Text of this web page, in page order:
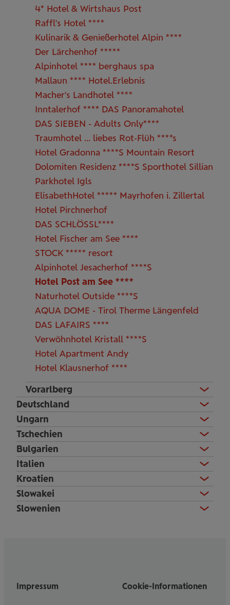
4* Hotel & Wirtshaus Post
Raffl's Hotel ****
Kulinarik & Genießerhotel Alpin ****
Der Lärchenhof *****
Alpinhotel **** berghaus spa
Mallaun **** Hotel.Erlebnis
Macher's Landhotel ****
Inntalerhof **** DAS Panoramahotel
DAS SIEBEN - Adults Only****
Traumhotel ... liebes Rot-Flüh ****s
Hotel Gradonna ****S Mountain Resort
Dolomiten Residenz ****S Sporthotel Sillian
Parkhotel Igls
ElisabethHotel ***** Mayrhofen i. Zillertal
Hotel Pirchnerhof
DAS SCHLÖSSL****
Hotel Fischer am See ****
STOCK ***** resort
Alpinhotel Jesacherhof ****S
Hotel Post am See ****
Naturhotel Outside ****S
AQUA DOME - Tirol Therme Längenfeld
DAS LAFAIRS ****
Verwöhnhotel Kristall ****S
Hotel Apartment Andy
Hotel Klausnerhof ****
Vorarlberg
Deutschland
Ungarn
Tschechien
Bulgarien
Italien
Kroatien
Slowakei
Slowenien
Impressum Cookie-Informationen